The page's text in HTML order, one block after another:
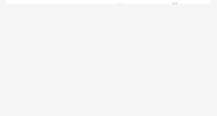
روز نامہ ’’ دعوت نیوز ڈاٹ نٹ‘‘